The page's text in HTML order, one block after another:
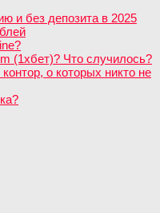
и без депозита в 2025
(1хбет)? Что случилось?
о которых никто не